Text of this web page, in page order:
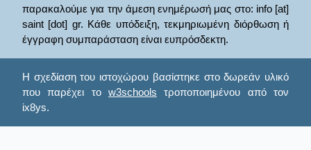
παρακαλούμε για την άμεση ενημέρωσή μας στο: info [at]
saint [dot] gr. Κάθε υπόδειξη, τεκμηριωμένη διόρθωση ή
έγγραφη συμπαράσταση είναι ευπρόσδεκτη.
Η σχεδίαση του ιστοχώρου βασίστηκε στο δωρεάν υλικό
που παρέχει το w3schools τροποποιημένου από τον
ix8ys.